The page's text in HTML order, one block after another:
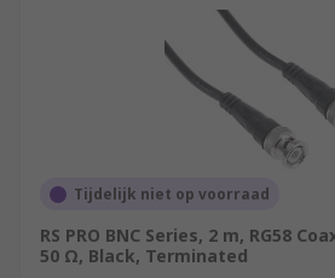
Tijdelijk niet op voorraad
RS PRO BNC Series, 2 m, RG58
50 Ω, Black, Terminated